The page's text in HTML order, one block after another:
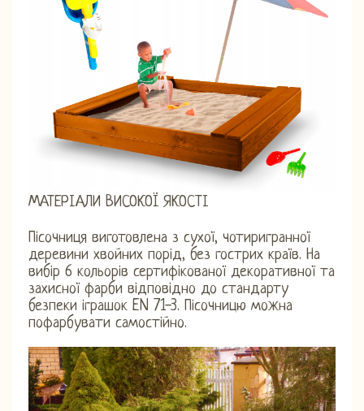
МАТЕРІАЛИ ВИСОКОЇ ЯКОСТІ
Пісочниця виготовлена ​​з сухої, чотиригранної
деревини хвойних порід, без гострих країв. На
вибір 6 кольорів сертифікованої декоративної та
захисної фарби відповідно до стандарту
безпеки іграшок EN 71-3. Пісочницю можна
пофарбувати самостійно.